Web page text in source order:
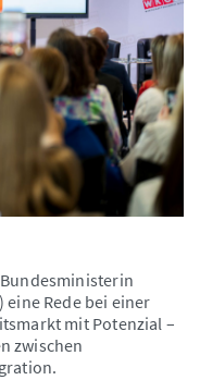
eine Rede bei einer
mit Potenzial –
zwischen